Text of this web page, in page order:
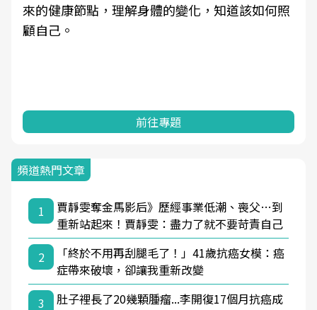
來的健康節點，理解身體的變化，知道該如何照
顧自己。
前往專題
頻道熱門文章
1
賈靜雯奪金馬影后》歷經事業低潮、喪父…到
重新站起來！賈靜雯：盡力了就不要苛責自己
2
「終於不用再刮腿毛了！」41歲抗癌女模：癌
症帶來破壞，卻讓我重新改變
3
肚子裡長了20幾顆腫瘤...李開復17個月抗癌成